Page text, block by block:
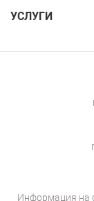
УСЛУГИ
Информация на
cookie.
— в